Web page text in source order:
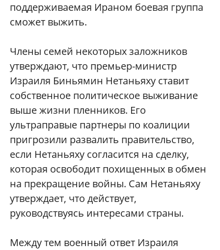
поддерживаемая Ираном боевая группа
сможет выжить.
Члены семей некоторых заложников
утверждают, что премьер-министр
Израиля Биньямин Нетаньяху ставит
собственное политическое выживание
выше жизни пленников. Его
ультраправые партнеры по коалиции
пригрозили развалить правительство,
если Нетаньяху согласится на сделку,
которая освободит похищенных в обмен
на прекращение войны. Сам Нетаньяху
утверждает, что действует,
руководствуясь интересами страны.
Между тем военный ответ Израиля